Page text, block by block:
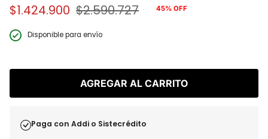
$1.424.900
Precio
regular
$2.590.727 45% OFF
Disponible para envío
AGREGAR AL CARRITO
Paga con Addi o Sistecrédito